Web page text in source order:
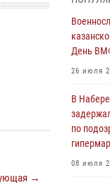
→
День
26 июля
24 июля
В
День
26 июля
В
по
08 июля